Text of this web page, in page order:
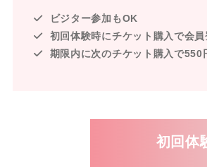
ビジター参加もOK
初回体験時にチケット購入で会
期限内に次のチケット購入で550
初回体